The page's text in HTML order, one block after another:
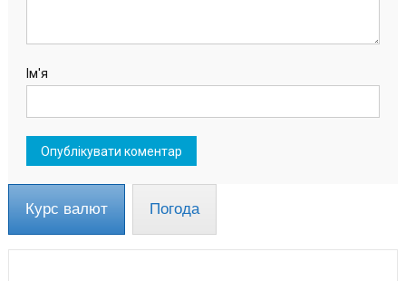
Ім'я
Курс валют Погода